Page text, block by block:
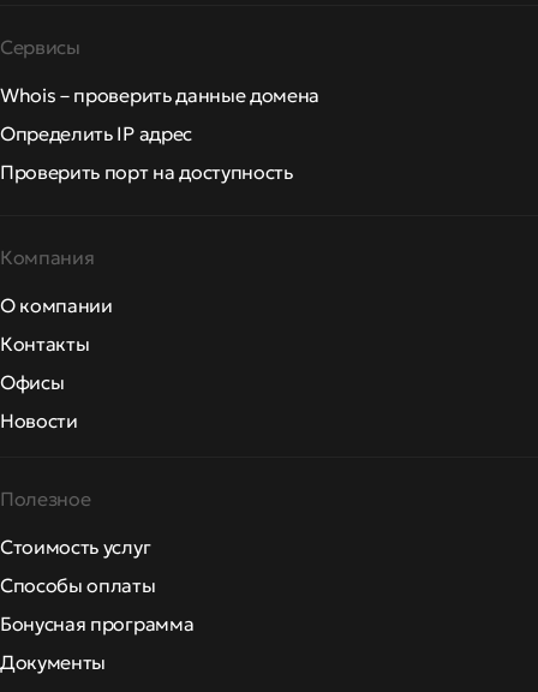
Сервисы
Whois – проверить данные домена
Определить IP адрес
Проверить порт на доступность
Компания
О компании
Контакты
Офисы
Новости
Полезное
Стоимость услуг
Способы оплаты
Бонусная программа
Документы